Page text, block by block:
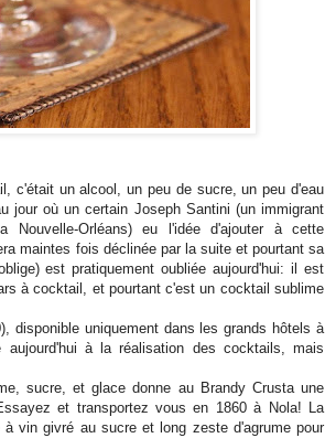
c'était un alcool, un peu de sucre, un peu d'eau
jour où un certain Joseph Santini (un immigrant
Orléans) eu l'idée d'ajouter à cette
maintes fois déclinée par la suite et pourtant sa
est pratiquement oubliée aujourd'hui: il est
à cocktail, et pourtant c'est un cocktail sublime
disponible uniquement dans les grands hôtels à
aujourd'hui à la réalisation des cocktails, mais
sucre, et glace donne au Brandy Crusta une
et transportez vous en 1860 à Nola! La
vin givré au sucre et long zeste d'agrume pour